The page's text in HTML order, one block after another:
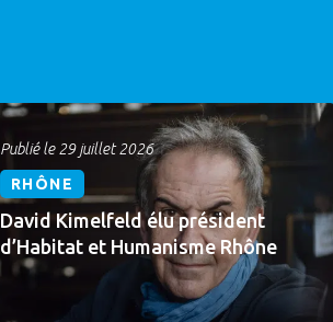
Publié le 29 juillet 2026
RHÔNE
David Kimelfeld élu président
d’Habitat et Humanisme Rhône